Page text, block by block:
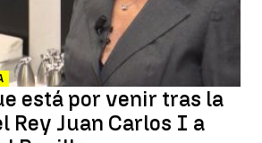
está por venir tras la
Rey Juan Carlos I a